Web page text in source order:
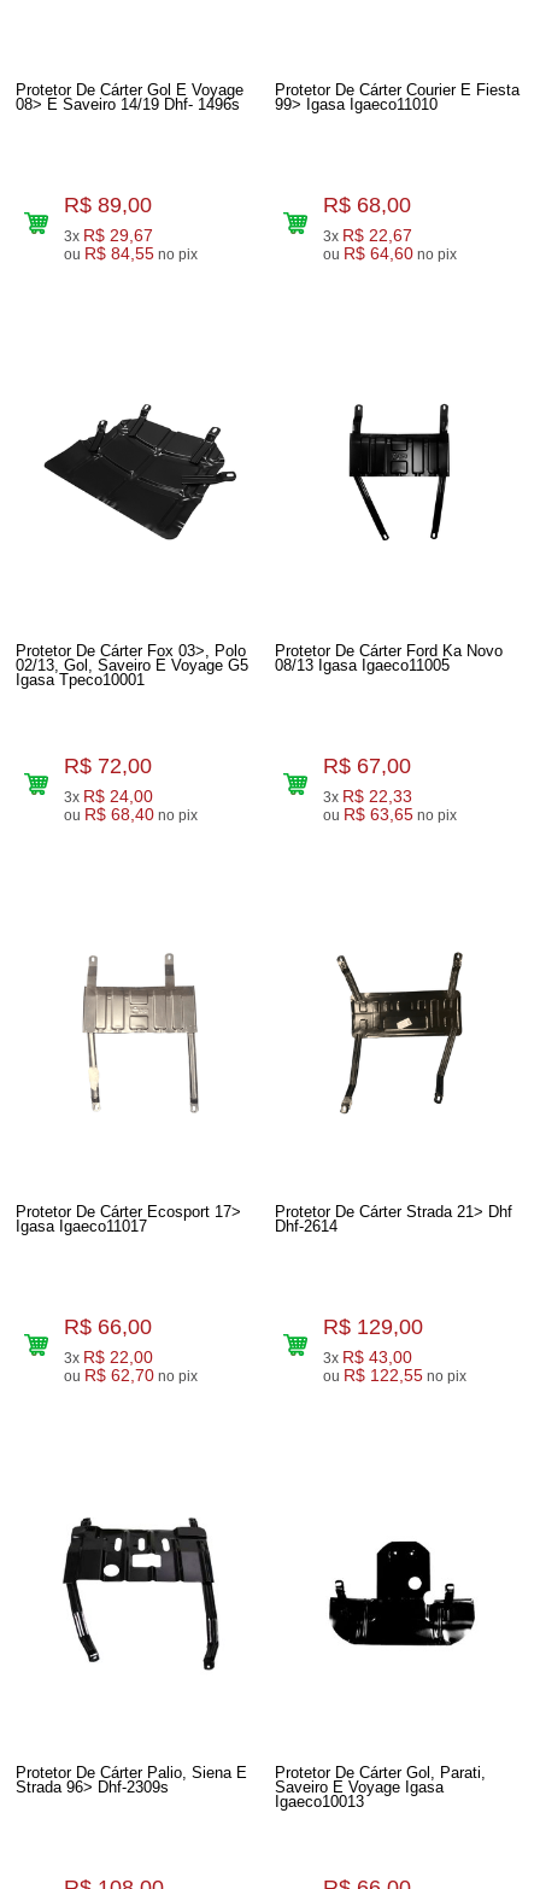
Protetor De Cárter Gol E Voyage
08> E Saveiro 14/19 Dhf- 1496s
R$ 89,00
3x R$ 29,67
ou R$ 84,55 no pix
Protetor De Cárter Courier E Fiesta
99> Igasa Igaeco11010
R$ 68,00
3x R$ 22,67
ou R$ 64,60 no pix
Protetor De Cárter Fox 03>, Polo
02/13, Gol, Saveiro E Voyage G5
Igasa Tpeco10001
R$ 72,00
3x R$ 24,00
ou R$ 68,40 no pix
Protetor De Cárter Ford Ka Novo
08/13 Igasa Igaeco11005
R$ 67,00
3x R$ 22,33
ou R$ 63,65 no pix
Protetor De Cárter Ecosport 17>
Igasa Igaeco11017
R$ 66,00
3x R$ 22,00
ou R$ 62,70 no pix
Protetor De Cárter Strada 21> Dhf
Dhf-2614
R$ 129,00
3x R$ 43,00
ou R$ 122,55 no pix
Protetor De Cárter Palio, Siena E
Strada 96> Dhf-2309s
Protetor De Cárter Gol, Parati,
Saveiro E Voyage Igasa
Igaeco10013